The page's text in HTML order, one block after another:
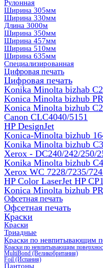
Рулонная
Ширина 305мм
Ширина 330мм
Длина 3000м
Ширина 350мм
Ширина 457мм
Ширина 510мм
Ширина 635мм
Специализированная
Цифровая печать
Цифровая печать
Konika Minolta bizhab
Konica Minolta bizhub
Konica Minolta bizhub
Canon CLC4040/5151
HP DesignJet
Konica-Minolta bizhub
Konika Minolta bizhub
Xerox - DC240/242/250/
Konika Minolta bizhub
Xerox WC 7228/7235/
HP Color LaserJet HP
Konica Minolta bizhub
Офсетная печать
Офсетная печать
Краски
Краски
Триадные
Краски по невпитывающим
Краски по невпитывающим
MultiBond (Великобритания)
Foil (Испания)
Пантоны